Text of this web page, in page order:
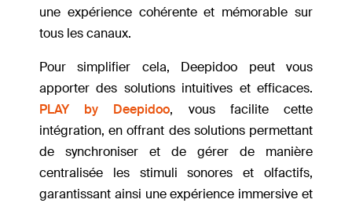
une expérience cohérente et mémorable sur
tous les canaux.
Pour simplifier cela, Deepidoo peut vous
apporter des solutions intuitives et efficaces.
PLAY by Deepidoo, vous facilite cette
intégration, en offrant des solutions permettant
de synchroniser et de gérer de manière
centralisée les stimuli sonores et olfactifs,
garantissant ainsi une expérience immersive et